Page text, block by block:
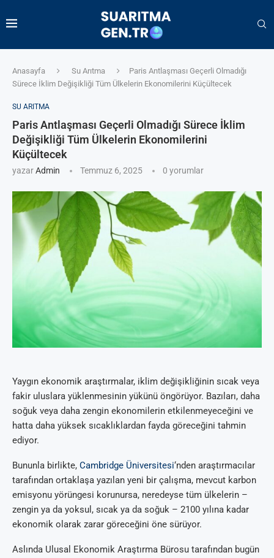
Anasayfa Su Arıtma
Paris Antlaşması Geçerli Olmadığı
Sürece İklim Değişikliği Tüm Ülkelerin Ekonomilerini Küçültecek
SU ARITMA
Paris Antlaşması Geçerli Olmadığı Sürece İklim
Değişikliği Tüm Ülkelerin Ekonomilerini
Küçültecek
yazarAdmin Temmuz 6, 2025 0 yorumlar
Yaygın ekonomik araştırmalar, iklim değişikliğinin sıcak veya
fakir uluslara yüklenmesinin yükünü öngörüyor. Bazıları, daha
soğuk veya daha zengin ekonomilerin etkilenmeyeceğini ve
hatta daha yüksek sıcaklıklardan fayda göreceğini tahmin
ediyor.
Bununla birlikte, Cambridge Üniversitesi‘nden araştırmacılar
tarafından ortaklaşa yazılan yeni bir çalışma, mevcut karbon
emisyonu yörüngesi korunursa, neredeyse tüm ülkelerin –
zengin ya da yoksul, sıcak ya da soğuk – 2100 yılına kadar
ekonomik olarak zarar göreceğini öne sürüyor.
Aslında Ulusal Ekonomik Araştırma Bürosu tarafından bugün